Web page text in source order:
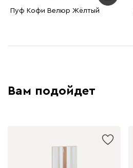
Пуф Кофи Велюр Жёлтый
Вам подойдет